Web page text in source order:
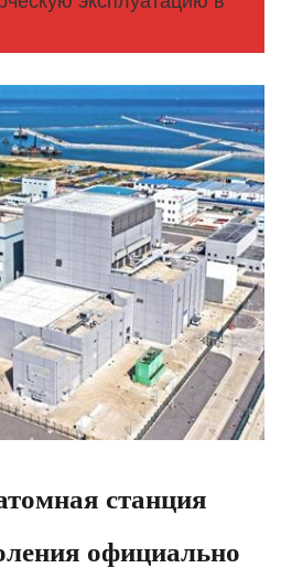
станция
официально